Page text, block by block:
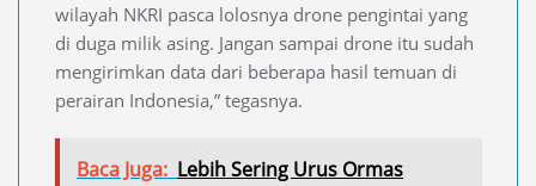
wilayah NKRI pasca lolosnya drone pengintai yang
di duga milik asing. Jangan sampai drone itu sudah
mengirimkan data dari beberapa hasil temuan di
perairan Indonesia,” tegasnya.
Baca Juga: Lebih Sering Urus Ormas